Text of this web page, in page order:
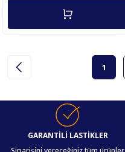
1
GARANTİLİ LASTİKLER
Siparişini vereceğiniz tüm ürünler